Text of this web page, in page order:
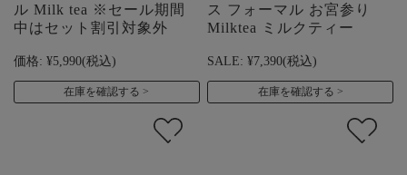
ル Milk tea ※セール期間
中はセット割引対象外
価格: ¥5,990(税込)
在庫を確認する
ス フォーマル お宮参り
Milktea ミルクティー
SALE: ¥7,390(税込)
在庫を確認する